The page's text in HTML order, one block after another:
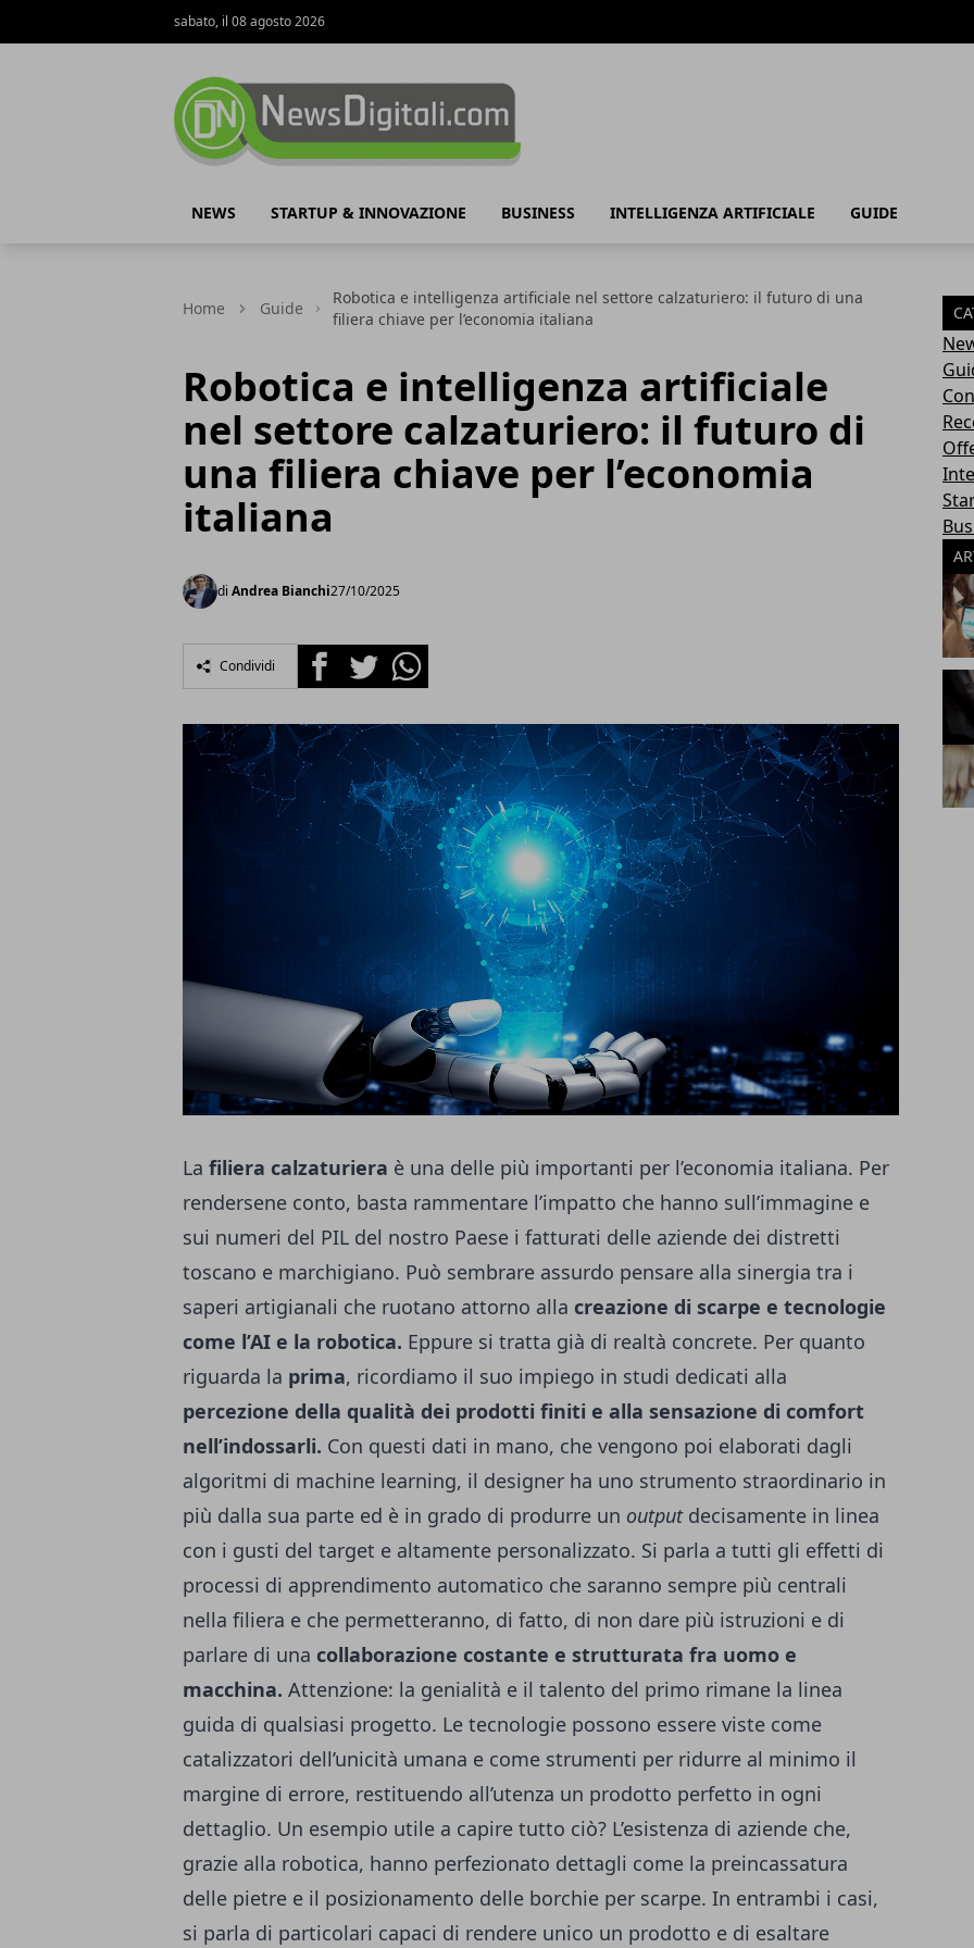
sabato, il 08 agosto 2026
NEWS STARTUP & INNOVAZIONE BUSINESS INTELLIGENZA ARTIFICIALE GUIDE
Home Guide
Robotica e intelligenza artificiale nel settore calzaturiero: il futuro di una
filiera chiave per l’economia italiana
Robotica e intelligenza artificiale
nel settore calzaturiero: il futuro di
una filiera chiave per l’economia
italiana
di Andrea Bianchi27/10/2025
Condividi FacebookTwitterWhatsapp
La filiera calzaturiera è una delle più importanti per l’economia italiana. Per
rendersene conto, basta rammentare l’impatto che hanno sull’immagine e
sui numeri del PIL del nostro Paese i fatturati delle aziende dei distretti
toscano e marchigiano. Può sembrare assurdo pensare alla sinergia tra i
saperi artigianali che ruotano attorno alla creazione di scarpe e tecnologie
come l’AI e la robotica. Eppure si tratta già di realtà concrete. Per quanto
riguarda la prima, ricordiamo il suo impiego in studi dedicati alla
percezione della qualità dei prodotti finiti e alla sensazione di comfort
nell’indossarli. Con questi dati in mano, che vengono poi elaborati dagli
algoritmi di machine learning, il designer ha uno strumento straordinario in
più dalla sua parte ed è in grado di produrre un output decisamente in linea
con i gusti del target e altamente personalizzato. Si parla a tutti gli effetti di
processi di apprendimento automatico che saranno sempre più centrali
nella filiera e che permetteranno, di fatto, di non dare più istruzioni e di
parlare di una collaborazione costante e strutturata fra uomo e
macchina. Attenzione: la genialità e il talento del primo rimane la linea
guida di qualsiasi progetto. Le tecnologie possono essere viste come
catalizzatori dell’unicità umana e come strumenti per ridurre al minimo il
margine di errore, restituendo all’utenza un prodotto perfetto in ogni
dettaglio. Un esempio utile a capire tutto ciò? L’esistenza di aziende che,
grazie alla robotica, hanno perfezionato dettagli come la preincassatura
delle pietre e il posizionamento delle borchie per scarpe. In entrambi i casi,
si parla di particolari capaci di rendere unico un prodotto e di esaltare